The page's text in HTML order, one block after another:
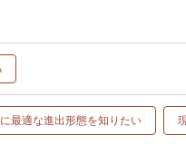
最適な進出形態を知りたい